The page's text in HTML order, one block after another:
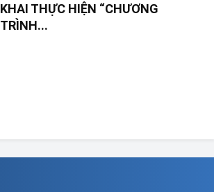
KHAI THỰC HIỆN “CHƯƠNG
TRÌNH...